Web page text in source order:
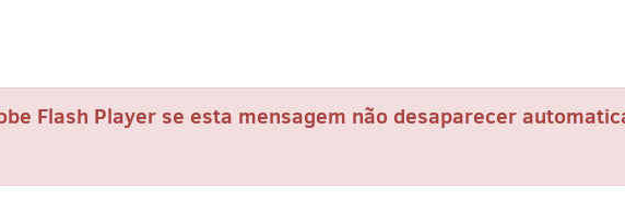
Flash Player se esta mensagem não desaparecer